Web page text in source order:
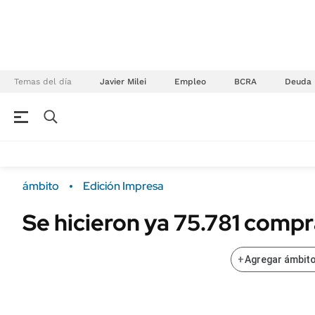
Temas del día Javier Milei Empleo BCRA Deuda
Campo Sustentabilidad
ENERGY REPORT
ámbito Edición Impresa
Se hicieron ya 75.781
+Agregar